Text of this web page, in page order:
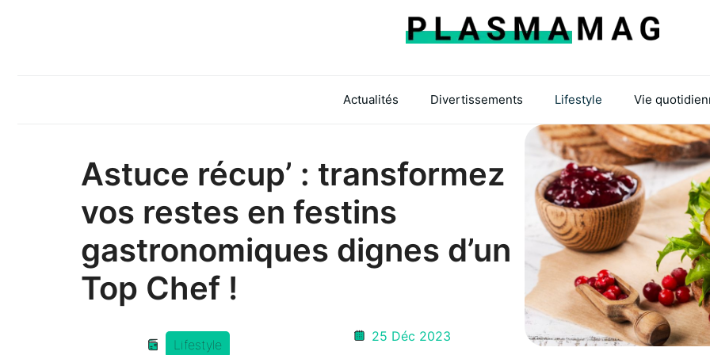
Actualités Divertissements Lifestyle Vie
Astuce récup’ : transformez
vos restes en festins
gastronomiques dignes d’un
Top Chef !
Lifestyle
25 Déc 2023